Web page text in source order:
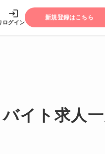
ログイン
新規登録はこちら
イト求人